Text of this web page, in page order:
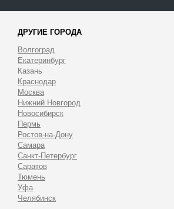
ДРУГИЕ ГОРОДА
Волгоград
Екатеринбург
Казань
Краснодар
Москва
Нижний Новгород
Новосибирск
Пермь
Ростов-на-Дону
Самара
Санкт-Петербург
Саратов
Тюмень
Уфа
Челябинск